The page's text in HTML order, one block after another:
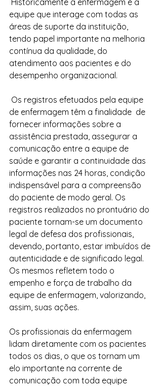
equipe que interage com todas as
áreas de suporte da instituição,
tendo papel importante na melhoria
contínua da qualidade, do
atendimento aos pacientes e do
desempenho organizacional.
de enfermagem têm a finalidade  de
fornecer informações sobre a
assistência prestada, assegurar a
comunicação entre a equipe de
saúde e garantir a continuidade das
informações nas 24 horas, condição
indispensável para a compreensão
do paciente de modo geral. Os
registros realizados no prontuário do
paciente tornam-se um documento
legal de defesa dos profissionais,
devendo, portanto, estar imbuídos de
autenticidade e de significado legal.
Os mesmos refletem todo o
empenho e força de trabalho da
equipe de enfermagem, valorizando,
assim, suas ações.
Os profissionais da enfermagem
lidam diretamente com os pacientes
todos os dias, o que os tornam um
elo importante na corrente de
comunicação com toda equipe